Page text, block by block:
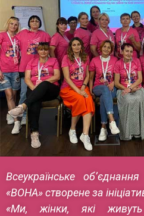
Всеукраїнське
«ВОНА» створене за
«Ми, жінки, які